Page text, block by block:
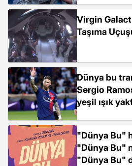
Virgin
Taşıma
Dünya bu
Sergio
yeşil ışık
"Dünya Bu"
"Dünya Bu"
"Dünya Bu"